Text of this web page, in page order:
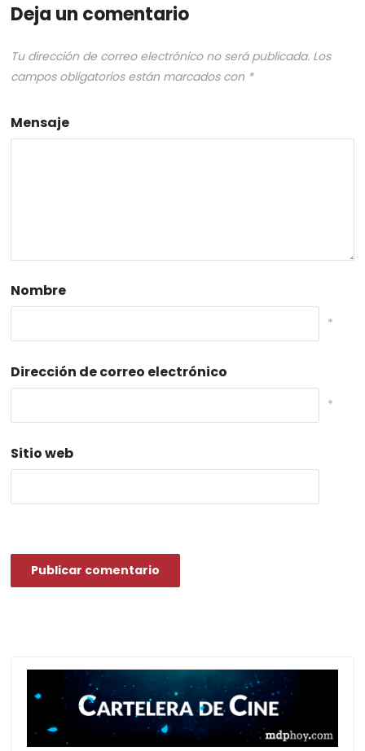
Deja un comentario
Tu dirección de correo electrónico no será publicada. Los
campos obligatorios están marcados con *
Mensaje
Nombre
*
Dirección de correo electrónico
*
Sitio web